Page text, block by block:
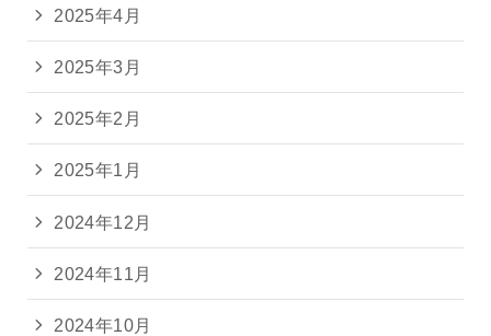
2025年4月
2025年3月
2025年2月
2025年1月
2024年12月
2024年11月
2024年10月